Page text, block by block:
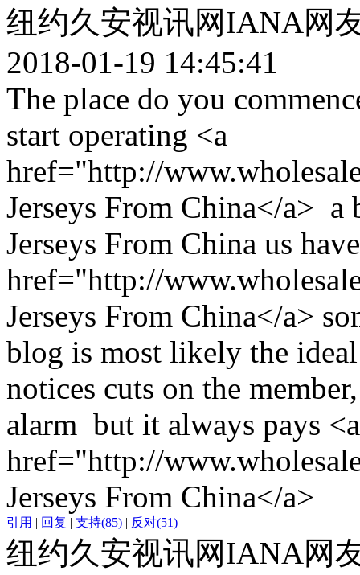
纽约久安视讯网IANA网
2018-01-19 14:45:41
The place do you
start operating <a
href="http://
Jerseys From China</a> a
Jerseys From China us
href="http://
Jerseys From China</a>
blog is most likely the
notices cuts on the
alarm but it always pays <a
href="http://
Jerseys From China</a>
引用 | 回复 | 支持(85) | 反对(51)
纽约久安视讯网IANA网